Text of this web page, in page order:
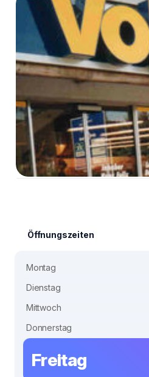
Öffnungszeiten
Montag
Dienstag
Mittwoch
Donnerstag
Freitag